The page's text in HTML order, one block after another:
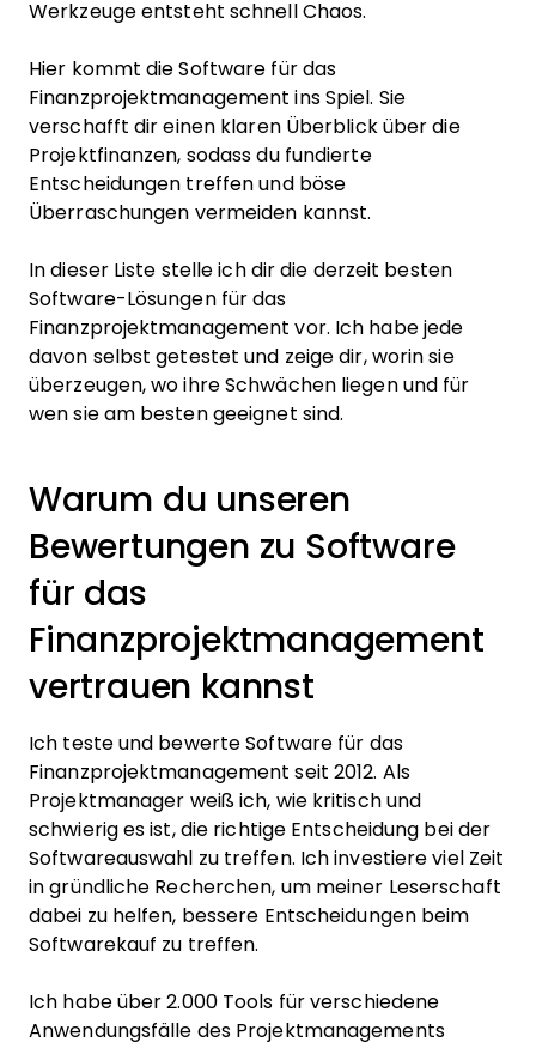
Werkzeuge entsteht schnell Chaos.
Hier kommt die Software für das
Finanzprojektmanagement ins Spiel. Sie
verschafft dir einen klaren Überblick über die
Projektfinanzen, sodass du fundierte
Entscheidungen treffen und böse
Überraschungen vermeiden kannst.
In dieser Liste stelle ich dir die derzeit besten
Software-Lösungen für das
Finanzprojektmanagement vor. Ich habe jede
davon selbst getestet und zeige dir, worin sie
überzeugen, wo ihre Schwächen liegen und für
wen sie am besten geeignet sind.
Warum du unseren
Bewertungen zu Software
für das
Finanzprojektmanagement
vertrauen kannst
Ich teste und bewerte Software für das
Finanzprojektmanagement seit 2012. Als
Projektmanager weiß ich, wie kritisch und
schwierig es ist, die richtige Entscheidung bei der
Softwareauswahl zu treffen. Ich investiere viel Zeit
in gründliche Recherchen, um meiner Leserschaft
dabei zu helfen, bessere Entscheidungen beim
Softwarekauf zu treffen.
Ich habe über 2.000 Tools für verschiedene
Anwendungsfälle des Projektmanagements